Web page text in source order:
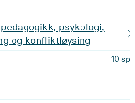
psykologi,
og konfliktløysing
10 sp